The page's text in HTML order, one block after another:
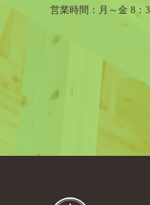
営業時間 月～金 8：